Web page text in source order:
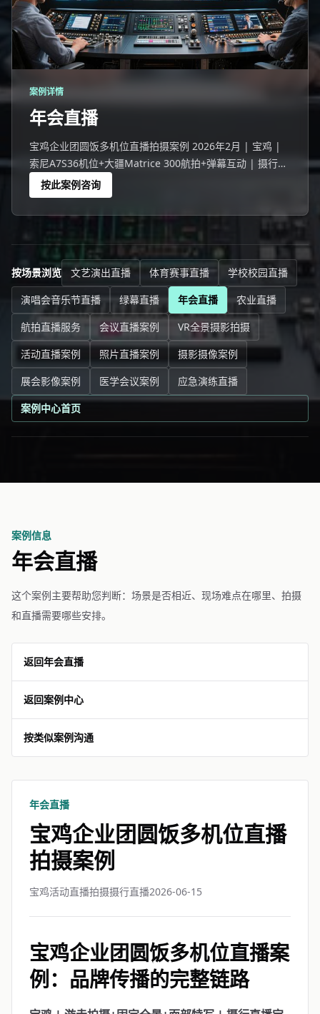
案例详情
年会直播
宝鸡企业团圆饭多机位直播拍摄案例 2026年2月 | 宝鸡 |
索尼A7S36机位+大疆Matrice 300航拍+弹幕互动 | 摄行直
播宝鸡团队 宝鸡一家企业743人线下+9628人在线的企业团
圆饭。
按此案例咨询
按场景浏览 文艺演出直播 体育赛事直播
学校校园直播
演唱会音乐节直播
绿幕直播 年会直播
农业直播
航拍直播服务
会议直播案例
VR全景摄影拍摄
活动直播案例
照片直播案例
摄影摄像案例
展会影像案例
医学会议案例
应急演练直播
案例中心首页
案例信息
年会直播
这个案例主要帮助您判断：场景是否相近、现场难点在哪里、拍摄
和直播需要哪些安排。
返回年会直播
返回案例中心
按类似案例沟通
年会直播
宝鸡企业团圆饭多机位直播
拍摄案例
宝鸡活动直播拍摄摄行直播2026-06-15
宝鸡企业团圆饭多机位直播案
例：品牌传播的完整链路